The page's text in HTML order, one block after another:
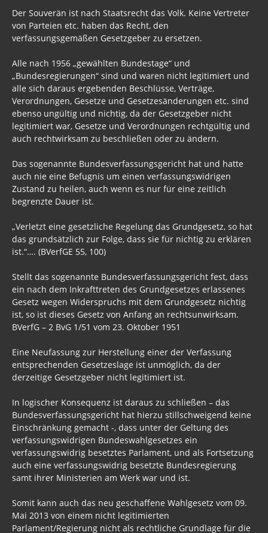
Der Souverän ist nach Staatsrecht das Volk. Keine Vertreter
von Parteien etc. haben das Recht, den
verfassungsgemäßen Gesetzgeber zu ersetzen.
Alle nach 1956 „gewählten Bundestage“ und
„Bundesregierungen“ sind und waren nicht legitimiert und
alle sich daraus ergebenden Beschlüsse, Verträge,
Verordnungen, Gesetze und Gesetzesänderungen etc. sind
ebenso ungültig und nichtig, da der Gesetzgeber nicht
legitimiert war, Gesetze und Verordnungen rechtgültig und
auch rechtwirksam zu beschließen oder zu ändern.
Das sogenannte Bundesverfassungsgericht hat und hatte
auch nie eine Befugnis um einen verfassungswidrigen
Zustand zu heilen, auch wenn es nur für eine zeitlich
begrenzte Dauer ist.
„Verletzt eine gesetzliche Regelung das Grundgesetz, so hat
das grundsätzlich zur Folge, dass sie für nichtig zu erklären
ist.“…. (BVerfGE 55, 100)
Stellt das sogenannte Bundesverfassungsgericht fest, dass
ein nach dem Inkrafttreten des Grundgesetzes erlassenes
Gesetz wegen Widerspruchs mit dem Grundgesetz nichtig
ist, so ist dieses Gesetz von Anfang an rechtsunwirksam.
BVerfG – 2 BvG 1/51 vom 23. Oktober 1951
Eine Neufassung zur Herstellung einer der Verfassung
entsprechenden Gesetzeslage ist unmöglich, da der
derzeitige Gesetzgeber nicht legitimiert ist.
In logischer Konsequenz ist daraus zu schließen – das
Bundesverfassungsgericht hat hierzu stillschweigend keine
Einschränkung gemacht -, dass unter der Geltung des
verfassungswidrigen Bundeswahlgesetzes ein
verfassungswidrig besetztes Parlament, und als Fortsetzung
auch eine verfassungswidrig besetzte Bundesregierung
samt ihrer Ministerien am Werk war und ist.
Somit kann auch das neu geschaffene Wahlgesetz vom 09.
Mai 2013 von einem nicht legitimierten
Parlament/Regierung nicht als rechtliche Grundlage für die